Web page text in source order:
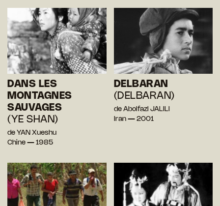
DANS LES
MONTAGNES
SAUVAGES
(YE SHAN)
de YAN Xueshu
Chine — 1985
DELBARAN
(DELBARAN)
de Abolfazl JALILI
Iran — 2001